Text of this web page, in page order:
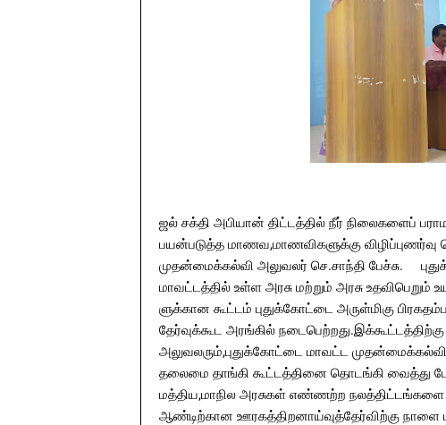
ஜல் சக்தி அபியான் திட்டத்தில் நீர் நிலைகளைப்
பயன்படுத்த மாணவ,மாணவிகளுக்கு
முதன்மைக்கல்வி அலுவலர் செ.சாந்தி பேச்சு.
மாவட்டத்தில் உள்ள அரசு மற்றும் அரசு
ளுக்கான கூட்டம் புதுக்கோட்டை அருள்மிகு
தேர்வுக்கூட அரங்கில்
அலுவலரும்,புதுக்கோட்டை மாவட்ட முதன்மைக்கல்வி
தலைமை தாங்கி கூட்டத்தினை தொடங்கி வைத்து
மத்திய,மாநில அரசுகள் எண்ணற்ற நலத்திட்டங்களை
ஆண்டிற்கான ஊரகத்திறனாய்வுத்தேர்விற்கு நாளை